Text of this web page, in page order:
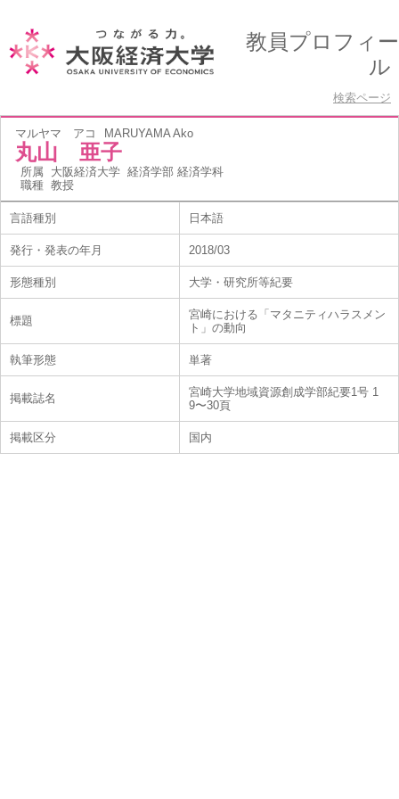
教員プロフィー
ル
検索ページ
マルヤマ アコ MARUYAMA Ako
丸山 亜子
所属 大阪経済大学 経済学部 経済学科
職種 教授
言語種別 日本語
発行・発表の年月 2018/03
形態種別 大学・研究所等紀要
標題
宮崎における「マタニティハラスメン
ト」の動向
執筆形態 単著
掲載誌名
宮崎大学地域資源創成学部紀要1号 1
9〜30頁
掲載区分 国内